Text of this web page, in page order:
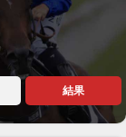
結果